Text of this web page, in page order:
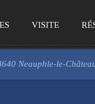
VISITE
Neauphle-le-